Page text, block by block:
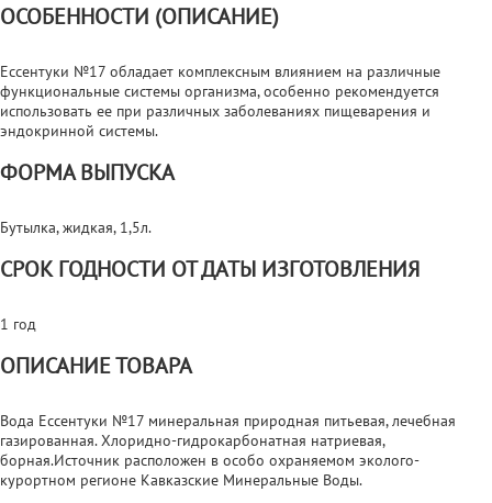
ОСОБЕННОСТИ (ОПИСАНИЕ)
Ессентуки №17 обладает комплексным влиянием на различные
функциональные системы организма, особенно рекомендуется
использовать ее при различных заболеваниях пищеварения и
эндокринной системы.
ФОРМА ВЫПУСКА
Бутылка, жидкая, 1,5л.
СРОК ГОДНОСТИ ОТ ДАТЫ ИЗГОТОВЛЕНИЯ
1 год
ОПИСАНИЕ ТОВАРА
Вода Ессентуки №17 минеральная природная питьевая, лечебная
газированная. Хлоридно-гидрокарбонатная натриевая,
борная.Источник расположен в особо охраняемом эколого-
курортном регионе Кавказские Минеральные Воды.